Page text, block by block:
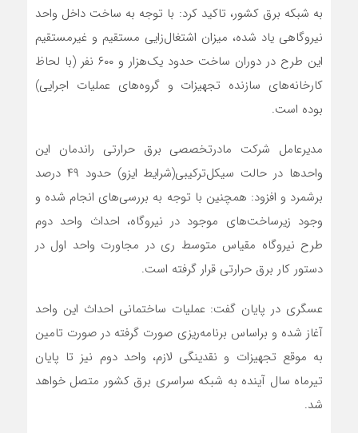
به شبکه برق کشور، تاکید کرد: با توجه به ساخت داخل واحد
نیروگاهی یاد شده، میزان اشتغال‌زایی مستقیم و غیرمستقیم
این طرح در دوران ساخت حدود یک‌هزار و ۶۰۰ نفر (با لحاظ
کارخانه‌های سازنده تجهیزات و گروه‌های عملیات اجرایی)
بوده است.
مدیرعامل شرکت مادرتخصصی برق حرارتی راندمان این
واحدها در حالت سیکل‌ترکیبی(شرایط ایزو) حدود ۴۹ درصد
برشمرد و افزود: همچنین با توجه به بررسی‌های انجام شده و
وجود زیرساخت‌های موجود در نیروگاه، احداث واحد دوم
طرح نیروگاه مقیاس متوسط ری در مجاورت واحد اول در
دستور کار برق حرارتی قرار گرفته است.
عسگری در پایان گفت: عملیات ساختمانی احداث این واحد
آغاز شده و براساس برنامه‌ریزی صورت گرفته در صورت تامین
به موقع تجهیزات و نقدینگی لازم، واحد دوم نیز تا پایان
تیرماه سال آینده به شبکه سراسری برق کشور متصل خواهد
شد.